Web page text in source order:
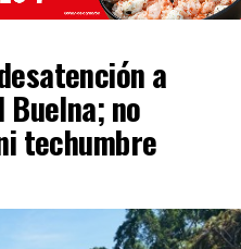
a
no
techumbre